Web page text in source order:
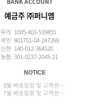
예금주 ㈜퍼니엠
우리 1005-403-539855
국민 801701-04-247269
신한 140-012-364520
농협 301-0237-2045-21
NOTICE
8월 배송일정 및 고객센터 업무 안내
7월 배송일정 및 고객센터 업무 안내